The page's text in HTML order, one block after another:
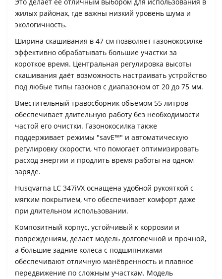
Это делает её отличным выбором для использования в
жилых районах, где важны низкий уровень шума и
экологичность.
Ширина скашивания в 47 см позволяет газонокосилке
эффективно обрабатывать большие участки за
короткое время. Центральная регулировка высоты
скашивания даёт возможность настраивать устройство
под любые типы газонов с диапазоном от 20 до 75 мм.
Вместительный травосборник объемом 55 литров
обеспечивает длительную работу без необходимости
частой его очистки. Газонокосилка также
поддерживает режимы "savE™" и автоматическую
регулировку скорости, что помогает оптимизировать
расход энергии и продлить время работы на одном
заряде.
Husqvarna LC 347iVX оснащена удобной рукояткой с
мягким покрытием, что обеспечивает комфорт даже
при длительном использовании.
Композитный корпус, устойчивый к коррозии и
повреждениям, делает модель долговечной и прочной,
а большие задние колёса с подшипниками
обеспечивают отличную манёвренность и плавное
передвижение по сложным участкам. Модель